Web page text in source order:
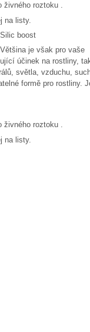
živného roztoku .
na listy.
boost
je však pro vaše
účinek na rostliny,
světla, vzduchu,
formě pro rostliny.
živného roztoku .
na listy.